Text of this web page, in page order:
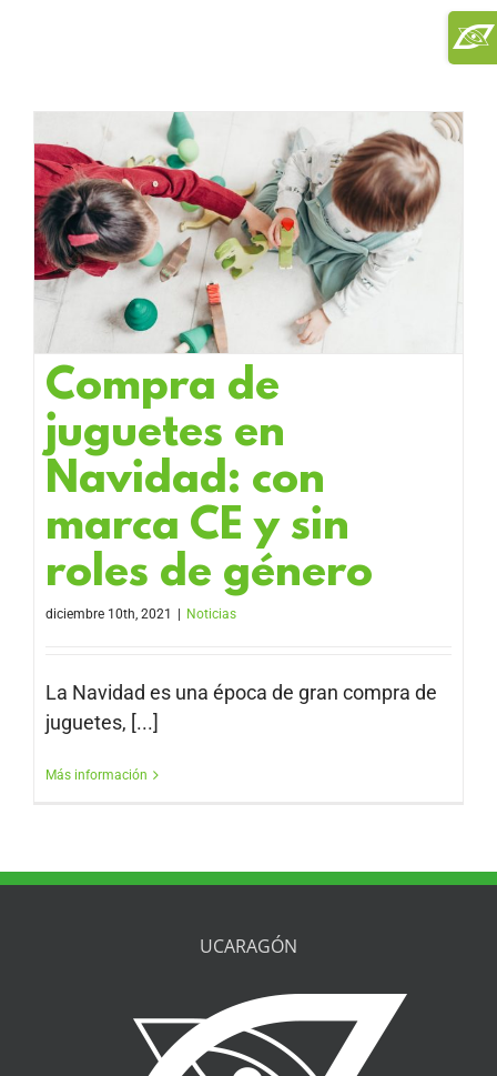
Compra de
juguetes en
Navidad: con
marca CE y sin
roles de género
diciembre 10th, 2021 Noticias
La Navidad es una época de gran compra de
juguetes, [...]
Más información
UCARAGÓN
Area